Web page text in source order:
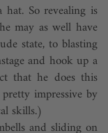
So revealing is
may as well have
state, to blasting
and hook up a
that he does this
impressive by
skills.)
and sliding on